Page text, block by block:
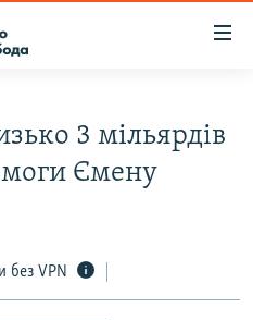
3 мільярдів
Ємену
без VPN